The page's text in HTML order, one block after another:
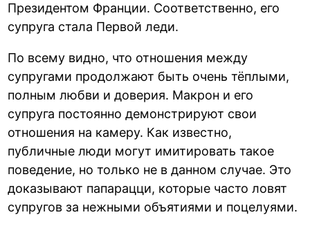
Президентом Франции. Соответственно, его
супруга стала Первой леди.
По всему видно, что отношения между
супругами продолжают быть очень тёплыми,
полным любви и доверия. Макрон и его
супруга постоянно демонстрируют свои
отношения на камеру. Как известно,
публичные люди могут имитировать такое
поведение, но только не в данном случае. Это
доказывают папарацци, которые часто ловят
супругов за нежными объятиями и поцелуями.